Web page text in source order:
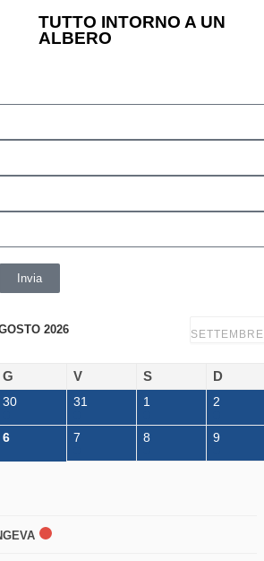
TUTTO INTORNO A UN
ALBERO
Invia
2026 SETTEMBRE
G V S D
30 31 1 2
6 7 8 9